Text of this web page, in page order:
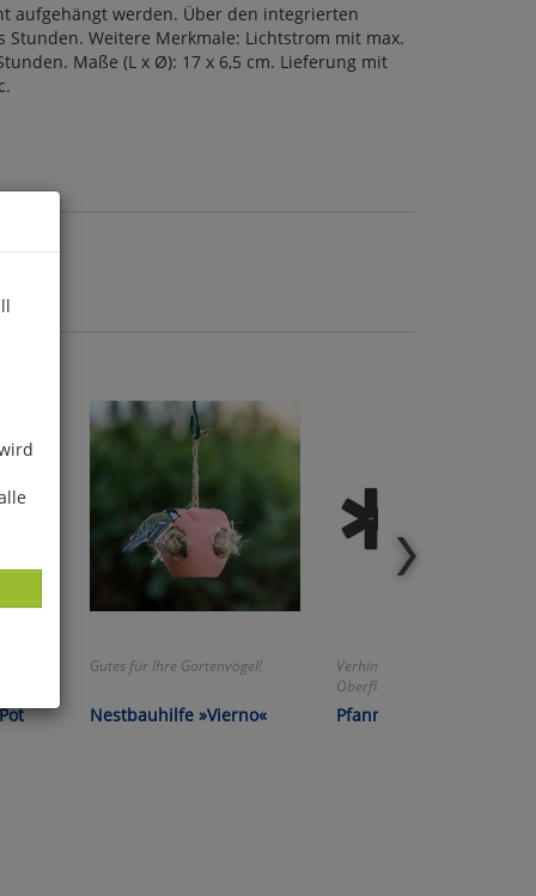
aufgehängt werden. Über den integrierten
Stunden. Weitere Merkmale: Lichtstrom mit max.
Maße (L x Ø): 17 x 6,5 cm. Lieferung mit
Gutes für Ihre Gartenvögel!
Nestbauhilfe »Vierno«
Verhindert Kratzer und schont
Oberflächen!
Pfannenschutz-Set